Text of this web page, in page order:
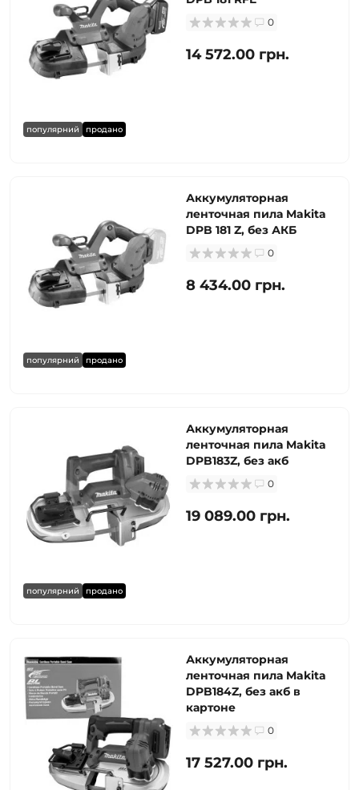
популярний продано
0
14 572.00 грн.
популярний продано
Аккумуляторная
ленточная пила Makita
DPB 181 Z, без АКБ
0
8 434.00 грн.
популярний продано
Аккумуляторная
ленточная пила Makita
DPB183Z, без акб
0
19 089.00 грн.
Аккумуляторная
ленточная пила Makita
DPB184Z, без акб в
картоне
0
17 527.00 грн.